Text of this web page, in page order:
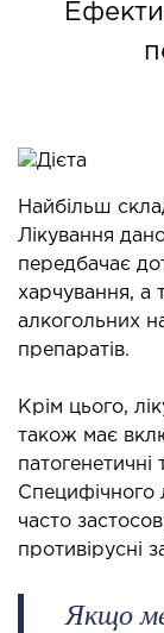
Найбільш
Лікування
передбачає
харчування, а
алкогольних
препаратів.
Крім цього,
також має
Специфічного
часто
противірусні
Якщо